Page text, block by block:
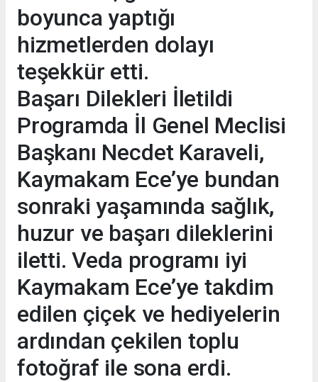
boyunca yaptığı
hizmetlerden dolayı
teşekkür etti.
Başarı Dilekleri İletildi
Programda İl Genel Meclisi
Başkanı Necdet Karaveli,
Kaymakam Ece’ye bundan
sonraki yaşamında sağlık,
huzur ve başarı dileklerini
iletti. Veda programı iyi
Kaymakam Ece’ye takdim
edilen çiçek ve hediyelerin
ardından çekilen toplu
fotoğraf ile sona erdi.